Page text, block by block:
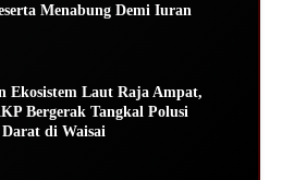
Menabung Demi Iuran
Ekosistem Laut Raja Ampat,
Bergerak Tangkal Polusi
di Waisai